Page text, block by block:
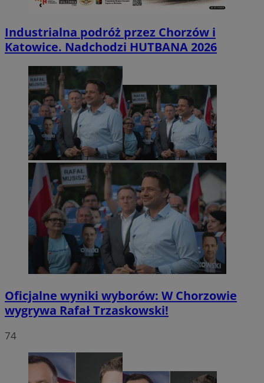
Industrialna podróż przez Chorzów i
Katowice. Nadchodzi HUTBANA 2026
Oficjalne wyniki wyborów: W Chorzowie
wygrywa Rafał Trzaskowski!
74